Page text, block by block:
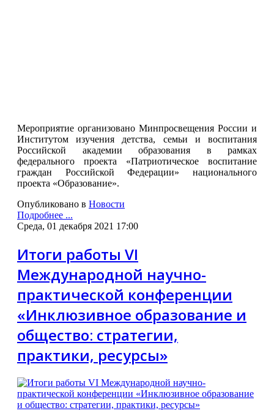
Мероприятие организовано Минпросвещения России и
Институтом изучения детства, семьи и воспитания
Российской академии образования в рамках
федерального проекта «Патриотическое воспитание
граждан Российской Федерации» национального
проекта «Образование».
Опубликовано в Новости
Подробнее ...
Среда, 01 декабря 2021 17:00
Итоги работы VI
Международной научно-
практической конференции
«Инклюзивное образование и
общество: стратегии,
практики, ресурсы»